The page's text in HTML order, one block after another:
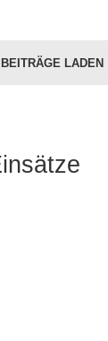
LADEN